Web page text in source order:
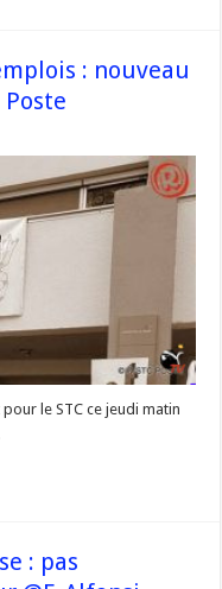
: nouveau
Corsisation
STC
le STC ce jeudi matin
: pas